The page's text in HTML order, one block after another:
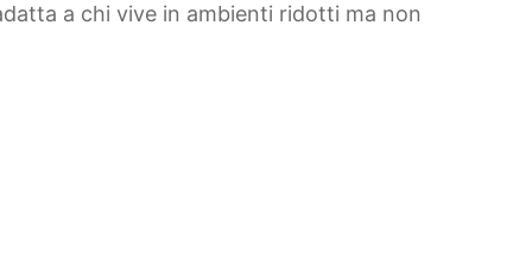
a chi vive in ambienti ridotti ma non